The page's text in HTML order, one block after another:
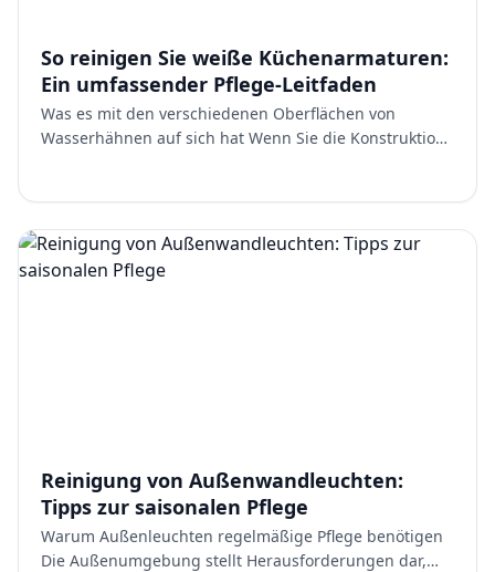
So reinigen Sie weiße Küchenarmaturen:
Ein umfassender Pflege-Leitfaden
Was es mit den verschiedenen Oberflächen von
Wasserhähnen auf sich hat Wenn Sie die Konstruktion
Reinigung von Außenwandleuchten:
Tipps zur saisonalen Pflege
Warum Außenleuchten regelmäßige Pflege benötigen
Die Außenumgebung stellt Herausforderungen dar,